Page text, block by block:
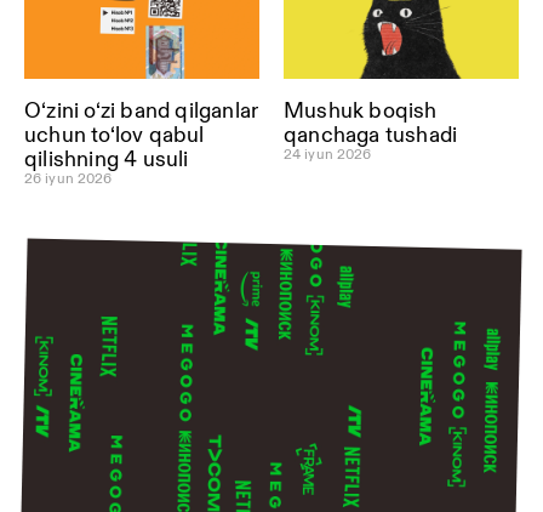
O‘zini o‘zi band qilganlar
uchun to‘lov qabul
qilishning 4 usuli
26 iyun 2026
Mushuk boqish
qanchaga tushadi
24 iyun 2026